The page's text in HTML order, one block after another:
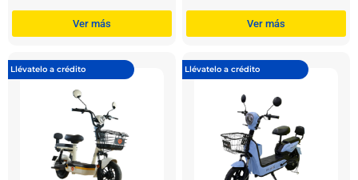
Ver más Ver más
Llévatelo a crédito Llévatelo a crédito